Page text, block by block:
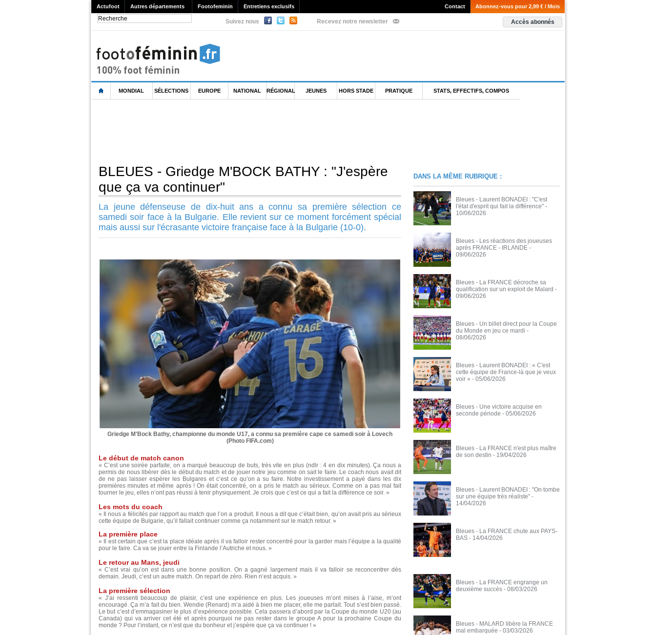
Actufoot Autres départements Footofeminin Entretiens exclusifs Abonnez-vous pour 2,99 € / Mois
Contact
Suivez nous Recevez notre newsletter Accès abonnés
MONDIAL SÉLECTIONS EUROPE NATIONAL RÉGIONAL JEUNES HORS STADE PRATIQUE STATS, EFFECTIFS, COMPOS
BLEUES - Griedge M'BOCK BATHY : "J'espère
que ça va continuer"
La jeune défenseuse de dix-huit ans a connu sa première sélection ce
samedi soir face à la Bulgarie. Elle revient sur ce moment forcément spécial
mais aussi sur l'écrasante victoire française face à la Bulgarie (10-0).
Griedge M'Bock Bathy, championne du monde U17, a connu sa première cape ce samedi soir à Lovech
(Photo FIFA.com)
Le début de match canon
« C’est une soirée parfaite, on a marqué beaucoup de buts, très vite en plus (ndlr : 4 en dix minutes). Ça nous a
permis de nous libérer dès le début du match et de jouer notre jeu comme on sait le faire. Le coach nous avait dit
de ne pas laisser espérer les Bulgares et c’est ce qu’on a su faire. Notre investissement a payé dans les dix
premières minutes et même après ! On était concentré, on a pris le match au sérieux. Comme on a pas mal fait
tourner le jeu, elles n’ont pas réussi à tenir physiquement. Je crois que c’est ce qui a fait la différence ce soir. »
Les mots du coach
« Il nous a félicités par rapport au match que l’on a produit. Il nous a dit que c’était bien, qu’on avait pris au sérieux
cette équipe de Bulgarie, qu’il fallait continuer comme ça notamment sur le match retour. »
La première place
« Il est certain que c’est la place idéale après il va falloir rester concentré pour la garder mais l’équipe a la qualité
pour le faire. Ca va se jouer entre la Finlande l’Autriche et nous. »
Le retour au Mans, jeudi
« C’est vrai qu’on est dans une bonne position. On a gagné largement mais il va falloir se reconcentrer dès
demain. Jeudi, c’est un autre match. On repart de zéro. Rien n’est acquis. »
La première sélection
« J’ai ressenti beaucoup de plaisir, c’est une expérience en plus. Les joueuses m’ont mises à l’aise, m’ont
encouragé. Ça m’a fait du bien. Wendie (Renard) m’a aidé à bien me placer, elle me parlait. Tout s’est bien passé.
Le but c’est d’emmagasiner le plus d’expérience possible. Cela passera d’abord par la Coupe du monde U20 (au
Canada) qui va arriver cet été et après pourquoi ne pas rester dans le groupe A pour la prochaine Coupe du
monde ? Pour l’instant, ce n’est que du bonheur et j’espère que ça va continuer ! »
DANS LA MÊME RUBRIQUE :
Bleues - Laurent BONADEI : "C'est
l'état d'esprit qui fait la différence" -
10/06/2026
Bleues - Les réactions des joueuses
après FRANCE - IRLANDE -
09/06/2026
Bleues - La FRANCE décroche sa
qualification sur un exploit de Malard -
09/06/2026
Bleues - Un billet direct pour la Coupe
du Monde en jeu ce mardi -
08/06/2026
Bleues - Laurent BONADEI : « C'est
cette équipe de France-là que je veux
voir » - 05/06/2026
Bleues - Une victoire acquise en
seconde période - 05/06/2026
Bleues - La FRANCE n'est plus maître
de son destin - 19/04/2026
Bleues - Laurent BONADEI : "On tombe
sur une équipe très réaliste" -
14/04/2026
Bleues - La FRANCE chute aux PAYS-
BAS - 14/04/2026
Bleues - La FRANCE engrange un
deuxième succès - 08/03/2026
Bleues - MALARD libère la FRANCE
mal embarquée - 03/03/2026